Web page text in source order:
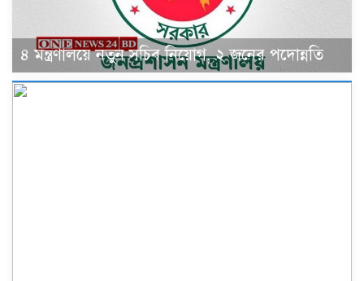
৪ মন্ত্রণালয়ে নতুন সচিব নিয়োগ, ২ জনের পদোন্নতি